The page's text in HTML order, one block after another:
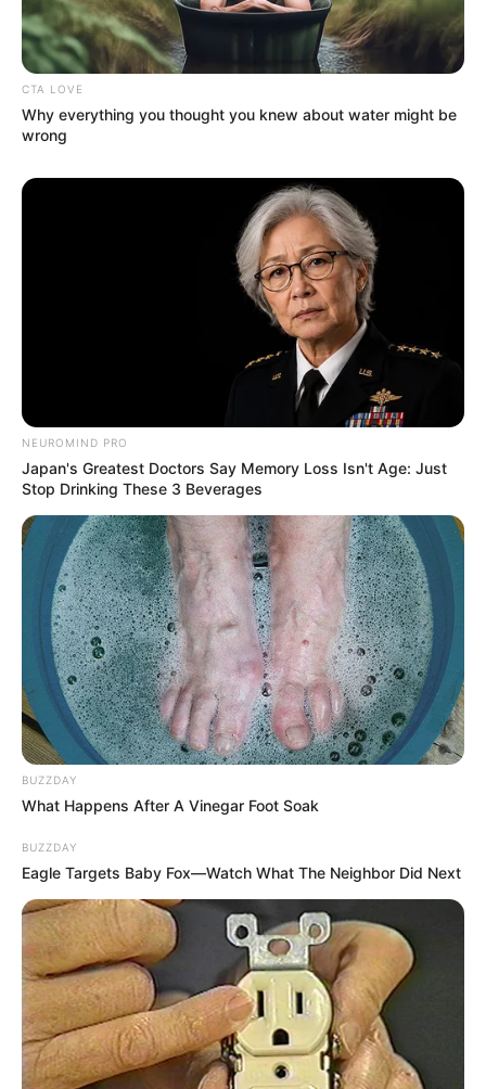
CTA LOVE
Why everything you thought you knew about water might be
wrong
NEUROMIND PRO
Japan's Greatest Doctors Say Memory Loss Isn't Age: Just
Stop Drinking These 3 Beverages
BUZZDAY
What Happens After A Vinegar Foot Soak
BUZZDAY
Eagle Targets Baby Fox—Watch What The Neighbor Did Next